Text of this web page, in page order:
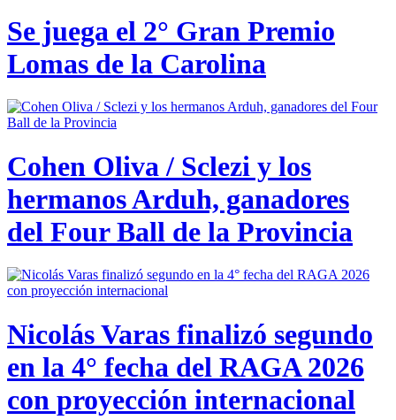
Se juega el 2° Gran Premio
Lomas de la Carolina
Cohen Oliva / Sclezi y los
hermanos Arduh, ganadores
del Four Ball de la Provincia
Nicolás Varas finalizó segundo
en la 4° fecha del RAGA 2026
con proyección internacional